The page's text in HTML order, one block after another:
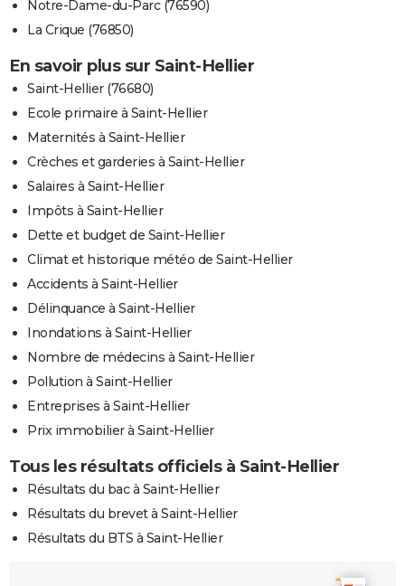
Notre-Dame-du-Parc (76590)
La Crique (76850)
En savoir plus sur Saint-Hellier
Saint-Hellier (76680)
Ecole primaire à Saint-Hellier
Maternités à Saint-Hellier
Crèches et garderies à Saint-Hellier
Salaires à Saint-Hellier
Impôts à Saint-Hellier
Dette et budget de Saint-Hellier
Climat et historique météo de Saint-Hellier
Accidents à Saint-Hellier
Délinquance à Saint-Hellier
Inondations à Saint-Hellier
Nombre de médecins à Saint-Hellier
Pollution à Saint-Hellier
Entreprises à Saint-Hellier
Prix immobilier à Saint-Hellier
Tous les résultats officiels à Saint-Hellier
Résultats du bac à Saint-Hellier
Résultats du brevet à Saint-Hellier
Résultats du BTS à Saint-Hellier